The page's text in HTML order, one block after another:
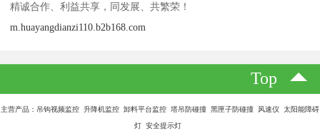
精诚合作、利益共享，同发展、共繁荣！
m.huayangdianzi110.b2b168.com
Top
主营产品：吊钩视频监控 升降机监控 卸料平台监控 塔吊防碰撞 黑匣子防碰撞 风速仪 太阳能障碍
灯 安全提示灯